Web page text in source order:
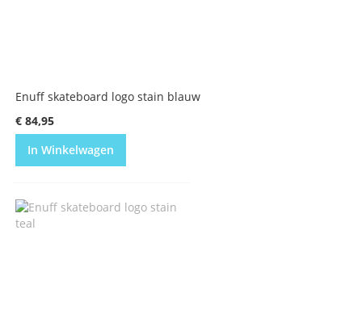
Enuff skateboard logo stain blauw
€ 84,95
In Winkelwagen